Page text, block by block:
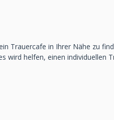
Trauercafe in Ihrer Nähe zu
helfen, einen individuellen